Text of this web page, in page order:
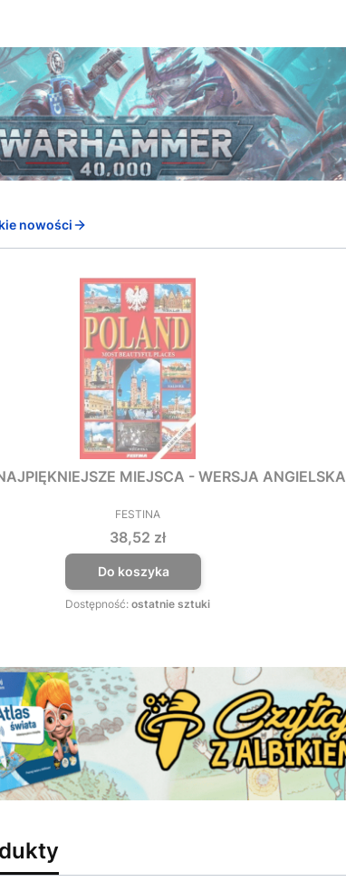
nowości
MIEJSCA - WERSJA ANGIELSKA
PRODUCENT
FESTINA
Cena
38,52 zł
Do koszyka
Dostępność: ostatnie sztuki